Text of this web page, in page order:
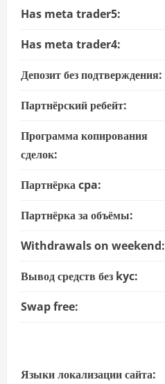
Has meta trader5:
Has meta trader4:
Депозит без подтверждения:
Партнёрский ребейт:
Программа копирования
сделок:
Партнёрка cpa:
Партнёрка за объёмы:
Withdrawals on weekend:
Вывод средств без kyc:
Swap free:
Языки локализации сайта: